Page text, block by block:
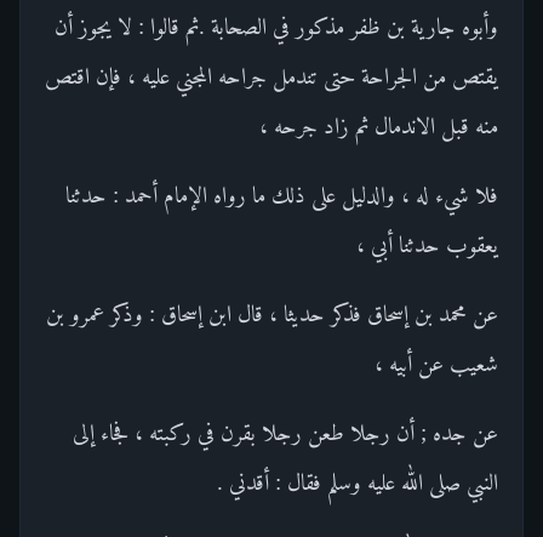
وأبوه جارية بن ظفر مذكور في الصحابة .ثم قالوا : لا يجوز أن
يقتص من الجراحة حتى تندمل جراحه المجني عليه ، فإن اقتص
منه قبل الاندمال ثم زاد جرحه ،
فلا شيء له ، والدليل على ذلك ما رواه الإمام أحمد : حدثنا
يعقوب حدثنا أبي ،
عن محمد بن إسحاق فذكر حديثا ، قال ابن إسحاق : وذكر عمرو بن
شعيب عن أبيه ،
عن جده ; أن رجلا طعن رجلا بقرن في ركبته ، فجاء إلى
النبي صلى الله عليه وسلم فقال : أقدني .